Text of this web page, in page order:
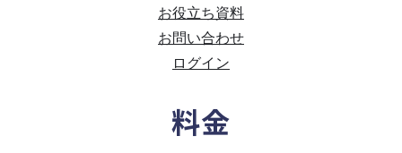
お役立ち資料
お問い合わせ
ログイン
料金